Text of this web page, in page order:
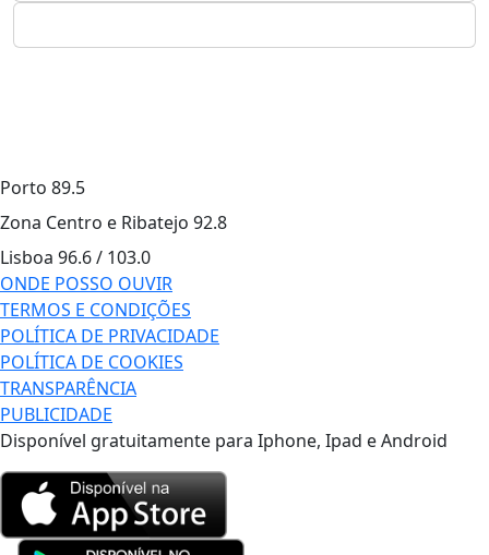
Porto 89.5
Zona Centro e Ribatejo 92.8
Lisboa 96.6 / 103.0
ONDE POSSO OUVIR
TERMOS E CONDIÇÕES
POLÍTICA DE PRIVACIDADE
POLÍTICA DE COOKIES
TRANSPARÊNCIA
PUBLICIDADE
Disponível gratuitamente para Iphone, Ipad e Android